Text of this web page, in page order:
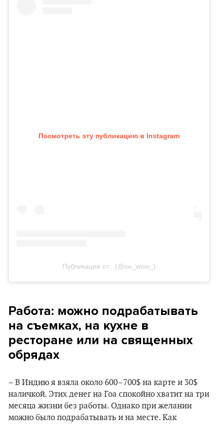
Посмотреть эту публикацию в Instagram
Публикация от . (@ne_wow_)
Работа: можно подрабатывать
на съемках, на кухне в
ресторане или на священных
обрядах
– В Индию я взяла около 600–700$ на карте и 30$
наличкой. Этих денег на Гоа спокойно хватит на три
месяца жизни без работы. Однако при желании
можно было подрабатывать и на месте. Как